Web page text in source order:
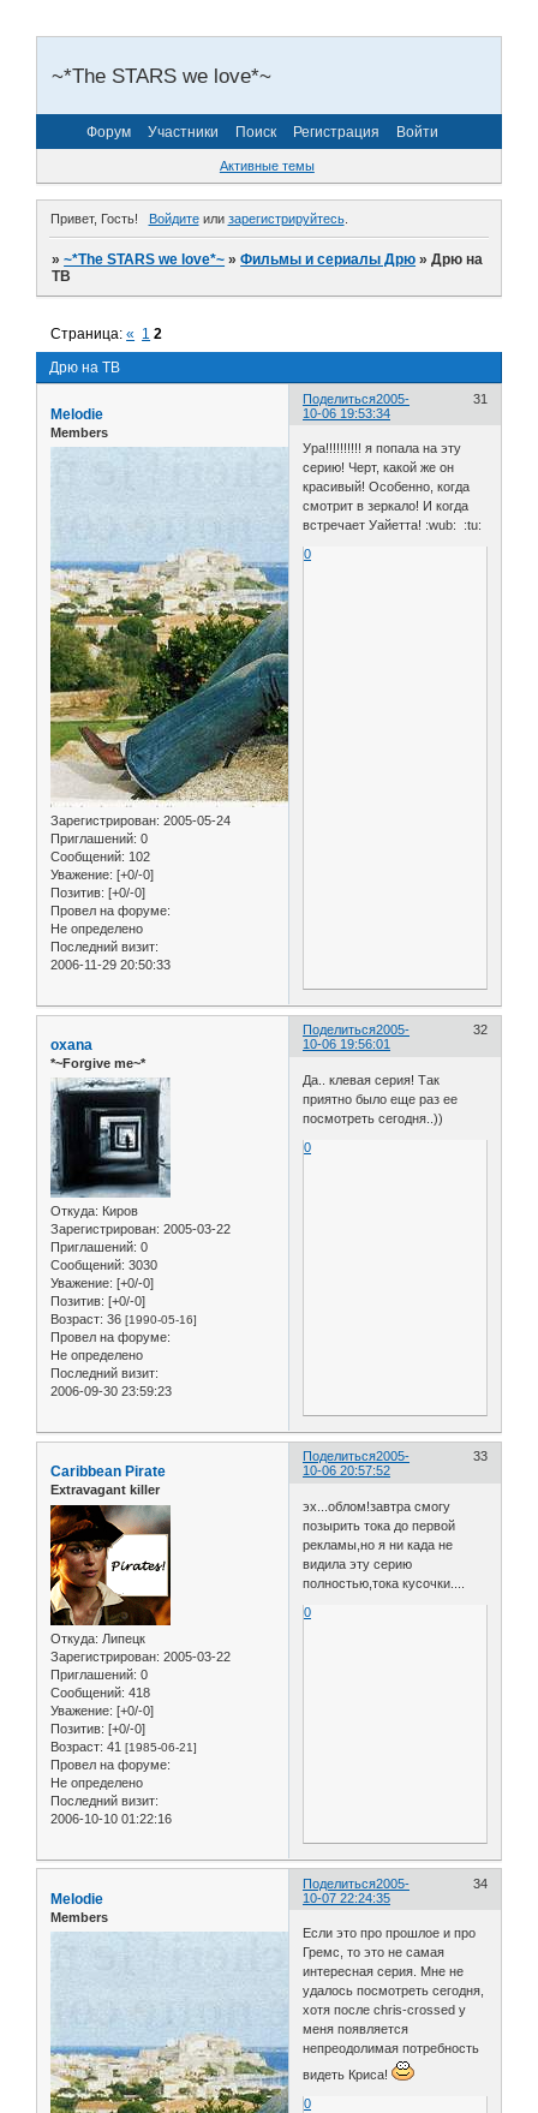
~*The STARS we love*~
Форум Участники Поиск Регистрация Войти
Активные темы
Привет, Гость! Войдитеили зарегистрируйтесь.
»~*The STARS we love*~ »Фильмы и сериалы Дрю »Дрю на
ТВ
Дрю на ТВ
Страница:« 1 2
Поделиться 31
2005-
10-06 19:53:34
Melodie
Members
Зарегистрирован: 2005-05-24
Приглашений: 0
Сообщений: 102
Уважение: [+0/-0]
Позитив: [+0/-0]
Провел на форуме:
Не определено
Последний визит:
2006-11-29 20:50:33
Ура!!!!!!!!!! я попала на эту
серию! Черт, какой же он
красивый! Особенно, когда
смотрит в зеркало! И когда
встречает Уайетта! :wub: :tu:
0
Поделиться 32
2005-
10-06 19:56:01
oxana
*~Forgive me~*
Откуда: Киров
Зарегистрирован: 2005-03-22
Приглашений: 0
Сообщений: 3030
Уважение: [+0/-0]
Позитив: [+0/-0]
Возраст: 36 [1990-05-16]
Провел на форуме:
Не определено
Последний визит:
2006-09-30 23:59:23
Да.. клевая серия! Так
приятно было еще раз ее
посмотреть сегодня..))
0
Поделиться 33
2005-
10-06 20:57:52
Caribbean Pirate
Extravagant killer
Откуда: Липецк
Зарегистрирован: 2005-03-22
Приглашений: 0
Сообщений: 418
Уважение: [+0/-0]
Позитив: [+0/-0]
Возраст: 41 [1985-06-21]
Провел на форуме:
Не определено
Последний визит:
2006-10-10 01:22:16
эх...облом!завтра смогу
позырить тока до первой
рекламы,но я ни када не
видила эту серию
полностью,тока кусочки....
0
Поделиться 34
2005-
10-07 22:24:35
Melodie
Members
Если это про прошлое и про
Гремс, то это не самая
интересная серия. Мне не
удалось посмотреть сегодня,
хотя после chris-crossed у
меня появляется
непреодолимая потребность
видеть Криса!
0